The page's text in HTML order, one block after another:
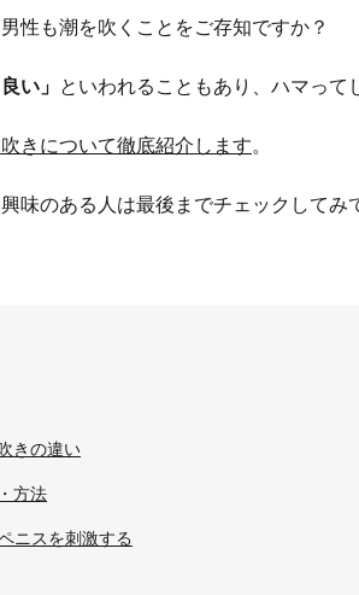
性も潮を吹くことをご存知ですか？
い」 といわれることもあり、ハマって
きについて徹底紹介します。
味のある人は最後までチェックしてみ
きの違い
方法
ニスを刺激する